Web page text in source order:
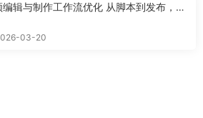
编辑与制作工作流优化 从脚本到发布，打
03-20